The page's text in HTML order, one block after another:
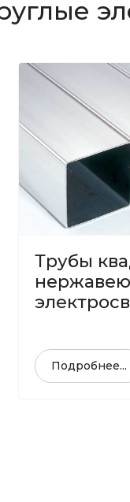
Трубы
Подробнее...